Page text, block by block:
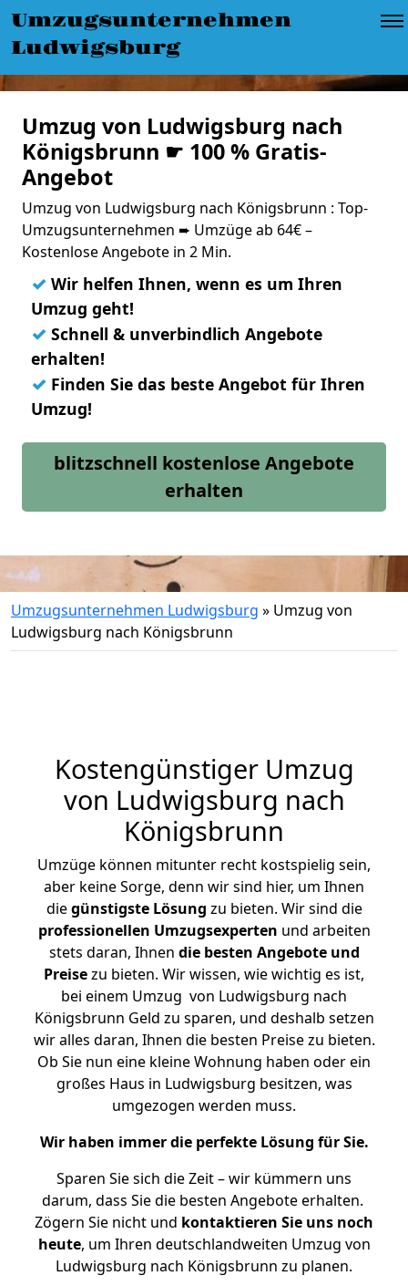
Umzugsunternehmen
Ludwigsburg
Umzug von Ludwigsburg nach
Königsbrunn ☛ 100 % Gratis-
Angebot
Umzug von Ludwigsburg nach Königsbrunn : Top-
Umzugsunternehmen ➨ Umzüge ab 64€ –
Kostenlose Angebote in 2 Min.
✓ Wir helfen Ihnen, wenn es um Ihren
Umzug geht!
✓ Schnell & unverbindlich Angebote
erhalten!
✓ Finden Sie das beste Angebot für Ihren
Umzug!
blitzschnell kostenlose Angebote
erhalten
Umzugsunternehmen Ludwigsburg » Umzug von
Ludwigsburg nach Königsbrunn
Kostengünstiger Umzug
von Ludwigsburg nach
Königsbrunn
Umzüge können mitunter recht kostspielig sein,
aber keine Sorge, denn wir sind hier, um Ihnen
diegünstigste Lösung zu bieten. Wir sind die
professionellen Umzugsexperten und arbeiten
stets daran, Ihnen die besten Angebote und
Preisezu bieten. Wir wissen, wie wichtig es ist,
bei einem Umzug von Ludwigsburg nach
Königsbrunn Geld zu sparen, und deshalb setzen
wir alles daran, Ihnen die besten Preise zu bieten.
Ob Sie nun eine kleine Wohnung haben oder ein
großes Haus in Ludwigsburg besitzen, was
umgezogen werden muss.
Wir haben immer die perfekte Lösung für Sie.
Sparen Sie sich die Zeit – wir kümmern uns
darum, dass Sie die besten Angebote erhalten.
Zögern Sie nicht und kontaktieren Sie uns noch
heute, um Ihren deutschlandweiten Umzug von
Ludwigsburg nach Königsbrunn zu planen.